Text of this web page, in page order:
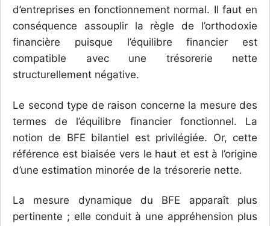
d’entreprises en fonctionnement normal. Il faut en
conséquence assouplir la règle de l’orthodoxie
financière puisque l’équilibre financier est
compatible avec une trésorerie nette
structurellement négative.
Le second type de raison concerne la mesure des
termes de l’équilibre financier fonctionnel. La
notion de BFE bilantiel est privilégiée. Or, cette
référence est biaisée vers le haut et est à l’origine
d’une estimation minorée de la trésorerie nette.
La mesure dynamique du BFE apparaît plus
pertinente ; elle conduit à une appréhension plus